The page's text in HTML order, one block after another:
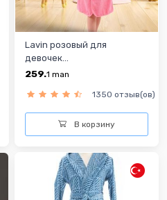
Lavin розовый для
девочек...
259.1 man
1350 отзыв(ов)
В корзину